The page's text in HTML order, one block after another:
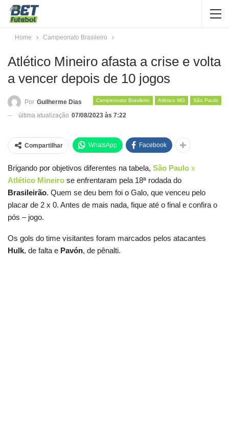
Home Campeonato Brasileiro
Atlético Mineiro afasta a crise e volta
a vencer depois de 10 jogos
Campeonato Brasileiro Atlético MG São Paulo
Por Guilherme Dias
última atualização 07/08/2023 às 7:22
Compartilhar WhatsApp Facebook
Brigando por objetivos diferentes na tabela, São Paulo x
Atlético Mineiro se enfrentaram pela 18ª rodada do
Brasileirão. Quem se deu bem foi o Galo, que venceu pelo
placar de 2 x 0. Antes de mais nada, fique até o final e confira o
pós – jogo.
Os gols do time visitantes foram marcados pelos atacantes
Hulk, de falta e Pavón, de pênalti.